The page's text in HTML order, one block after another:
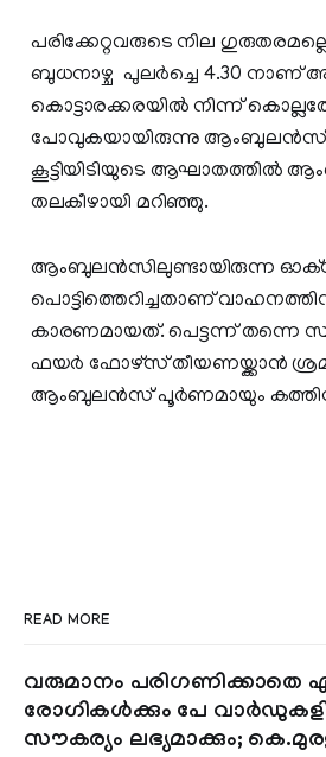
പരിക്കേറ്റവരുടെ നില
ബുധനാഴ്ച പുലര്‍ച്ചെ 4.30 നാണ്
കൊട്ടാരക്കരയില്‍ നിന്ന്
പോവുകയായിരുന്നു ആംബുലന്‍സ്.
കൂട്ടിയിടിയുടെ ആഘാതത്തില്‍
തലകീഴായി മറിഞ്ഞു.
ആംബുലന്‍സിലുണ്ടായിരുന്ന
പൊട്ടിത്തെറിച്ചതാണ്
കാരണമായത്. പെട്ടന്ന് തന്നെ
ഫയര്‍ ഫോഴ്‌സ് തീയണയ്ക്കാന്‍
ആംബുലന്‍സ് പൂര്‍ണമായും
READ MORE
വരുമാനം പരിഗണിക്കാതെ
രോഗികൾക്കും പേ
സൗകര്യം ലഭ്യമാക്കും;